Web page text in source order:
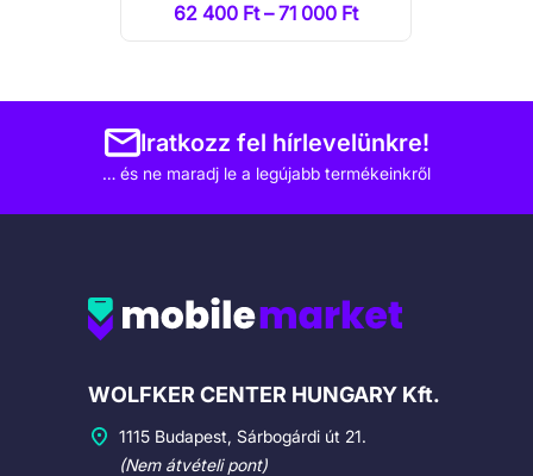
62 400 Ft – 71 000 Ft
Iratkozz fel hírlevelünkre!
… és ne maradj le a legújabb termékeinkről
Cégadatok
WOLFKER CENTER HUNGARY Kft.
1115 Budapest, Sárbogárdi út 21.
(Nem átvételi pont)